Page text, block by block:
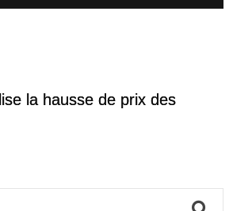
la hausse de prix des